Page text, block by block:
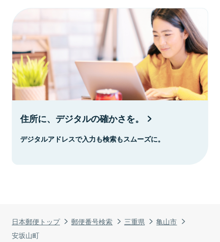
日本郵便トップ 郵便番号検索 三重県
亀山市
安坂山町
住所に、デジタルの確かさを。
デジタルアドレスで入力も検索もスムーズに。